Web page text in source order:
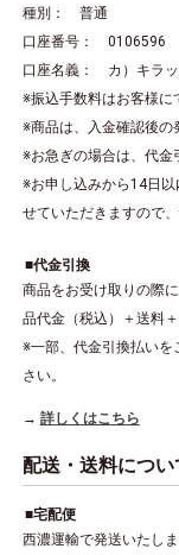
種別： 普通
口座番号： 0106596
口座名義： カ）キラ
※振込手数料はお客様に
※商品は、入金確認後の
※お急ぎの場合は、代金
※お申し込みから14日
せていただきますので
代金引換
商品をお受け取りの際
品代金（税込）＋送料＋
※一部、代金引換払いを
さい。
詳しくはこちら
配送・送料につい
宅配便
西濃運輸で発送いたしま